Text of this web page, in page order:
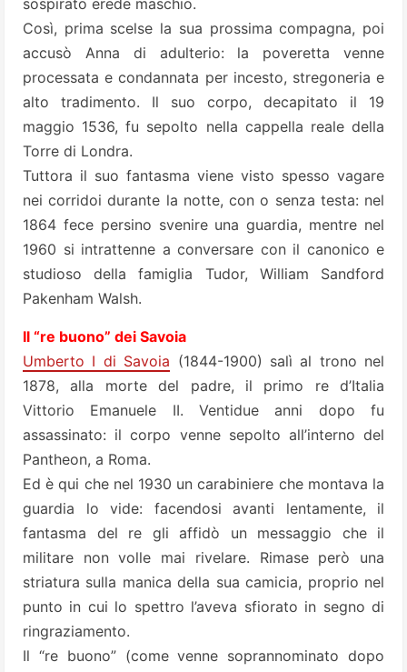
sospirato erede maschio.
Così, prima scelse la sua prossima compagna, poi
accusò Anna di adulterio: la poveretta venne
processata e condannata per incesto, stregoneria e
alto tradimento. Il suo corpo, decapitato il 19
maggio 1536, fu sepolto nella cappella reale della
Torre di Londra.
Tuttora il suo fantasma viene visto spesso vagare
nei corridoi durante la notte, con o senza testa: nel
1864 fece persino svenire una guardia, mentre nel
1960 si intrattenne a conversare con il canonico e
studioso della famiglia Tudor, William Sandford
Pakenham Walsh.
Il “re buono” dei Savoia
Umberto I di Savoia (1844-1900) salì al trono nel
1878, alla morte del padre, il primo re d’Italia
Vittorio Emanuele II. Ventidue anni dopo fu
assassinato: il corpo venne sepolto all’interno del
Pantheon, a Roma.
Ed è qui che nel 1930 un carabiniere che montava la
guardia lo vide: facendosi avanti lentamente, il
fantasma del re gli affidò un messaggio che il
militare non volle mai rivelare. Rimase però una
striatura sulla manica della sua camicia, proprio nel
punto in cui lo spettro l’aveva sfiorato in segno di
ringraziamento.
Il “re buono” (come venne soprannominato dopo